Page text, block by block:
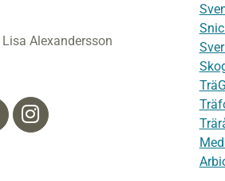
Lisa Alexandersson